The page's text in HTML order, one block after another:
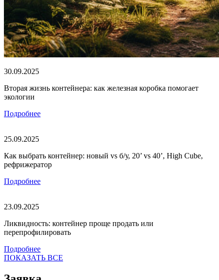
30.09.2025
Вторая жизнь контейнера: как железная коробка помогает
экологии
Подробнее
25.09.2025
Как выбрать контейнер: новый vs б/у, 20’ vs 40’, High Cube,
рефрижератор
Подробнее
23.09.2025
Ликвидность: контейнер проще продать или
перепрофилировать
Подробнее
ПОКАЗАТЬ ВСЕ